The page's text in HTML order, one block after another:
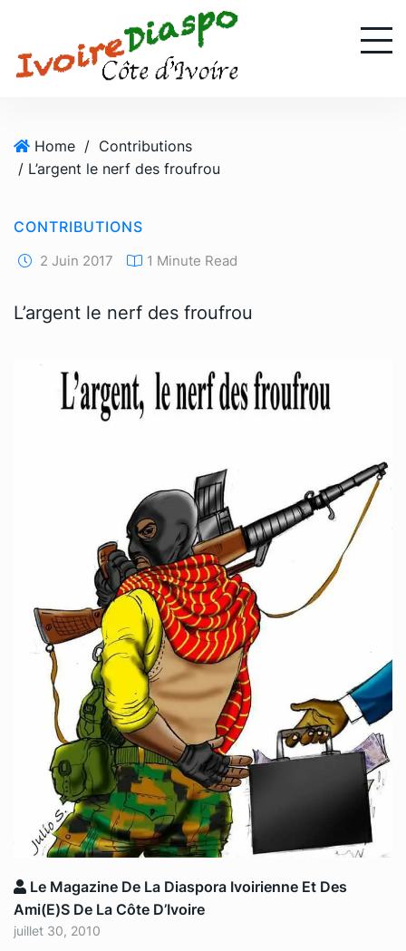
Home / Contributions
/ L’argent le nerf des froufrou
CONTRIBUTIONS
2 Juin 2017 1 Minute Read
L’argent le nerf des froufrou
Le Magazine De La Diaspora Ivoirienne Et Des
Ami(e)s De La Côte D’Ivoire
juillet 30, 2010